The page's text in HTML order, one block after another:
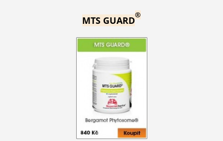
MTS GUARD®